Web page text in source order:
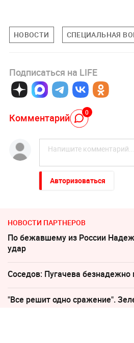
НОВОСТИ СПЕЦИАЛЬНАЯ
Подписаться на LIFE
Комментарий 0
Авторизоваться
НОВОСТИ ПАРТНЕРОВ
По бежавшему из России
удар
Соседов: Пугачева безнадежно
"Все решит одно сражение".